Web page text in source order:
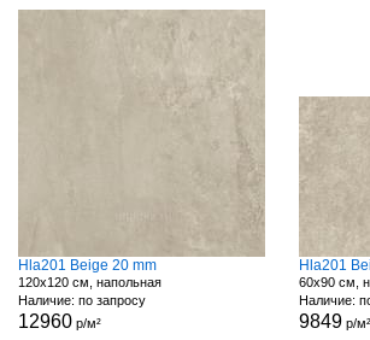
Hla201 Beige 20 mm
120x120 см, напольная
Наличие: по запросу
12960 р/м²
Hla201
60x90 см,
Наличие:
9849р/м²